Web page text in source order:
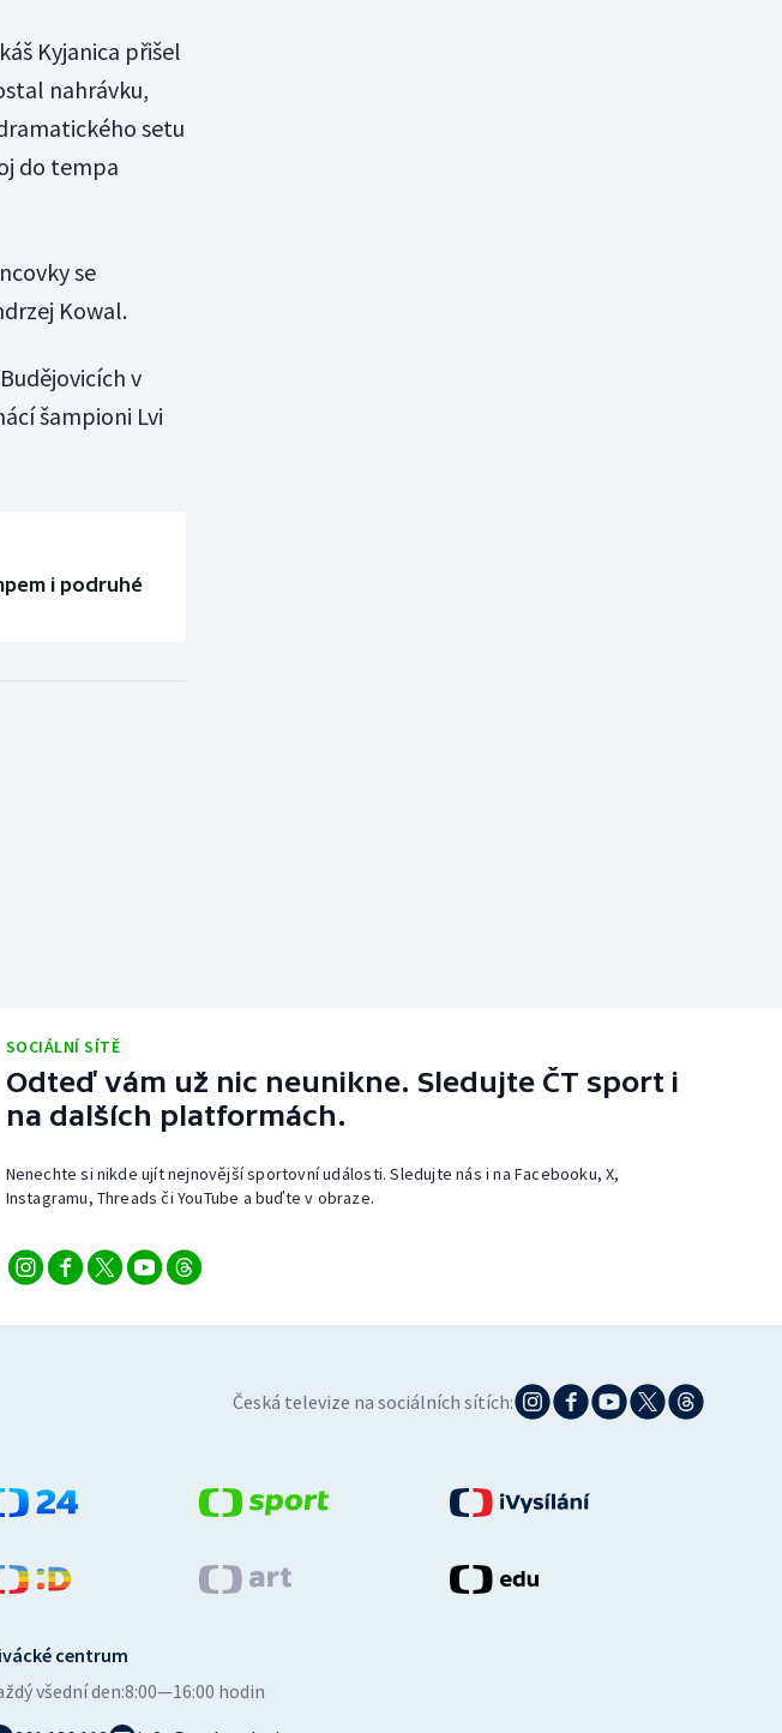
Kyjanica přišel
nahrávku,
setu
do tempa
se
Kowal.
v
šampioni Lvi
i podruhé
SOCIÁLNÍ SÍTĚ
Odteď vám už nic neunikne. Sledujte ČT sport i
na dalších platformách.
Nenechte si nikde ujít nejnovější sportovní události. Sledujte nás i na Facebooku, X,
Instagramu, Threads či YouTube a buďte v obraze.
Česká televize na sociálních sítích:
centrum
všední den:8:00—16:00 hodin